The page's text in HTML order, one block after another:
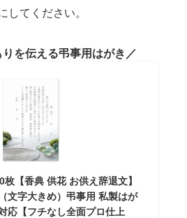
してください。
を伝える弔事用はがき
【香典 供花 お供え辞退文】
文字大きめ）弔事用 私製はが
応【フチなし全面プロ仕上